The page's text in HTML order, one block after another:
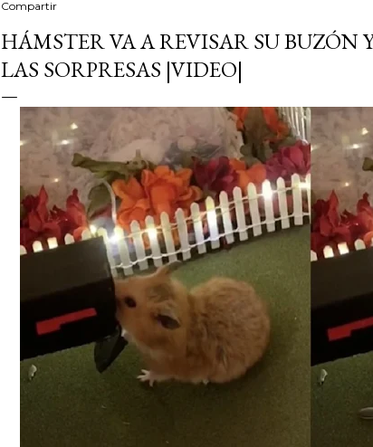
Compartir
HÁMSTER VA A REVISAR SU BUZÓN
LAS SORPRESAS |VIDEO|